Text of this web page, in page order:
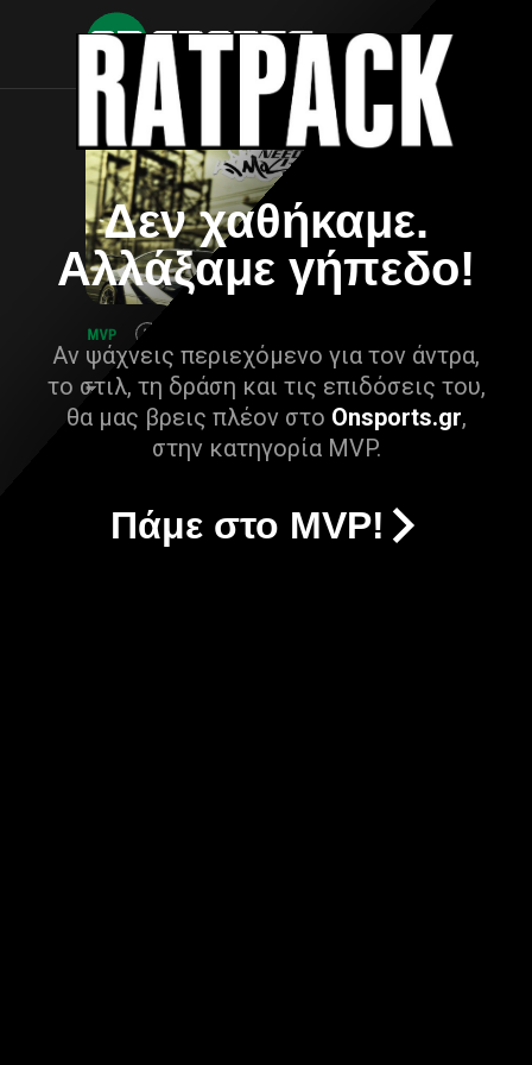
Δεν χαθήκαμε.
Αλλάξαμε γήπεδο!
Αν ψάχνεις περιεχόμενο για τον άντρα,
το στιλ, τη δράση και τις επιδόσεις του,
θα μας βρεις πλέον στο Onsports.gr,
στην κατηγορία MVP.
Πάμε στο MVP!